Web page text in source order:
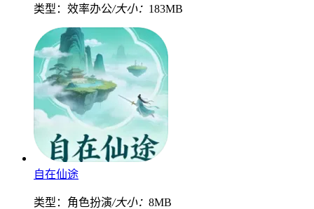
类型：效率办公/大小： 183MB
自在仙途
类型：角色扮演/大小： 8MB